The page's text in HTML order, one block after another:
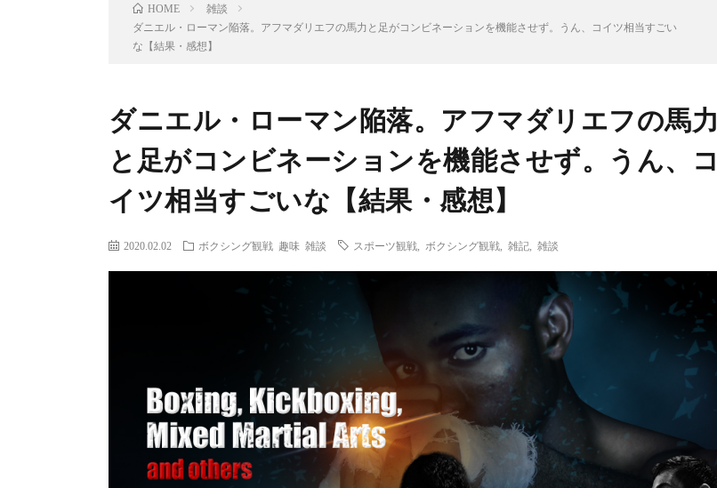
HOME
雑談
ダニエル・ローマン陥落。アフマダリエフの馬力と足がコンビネーションを機能させず。うん、コイツ相当すごい
な【結果・感想】
ダニエル・ローマン陥落。アフマダリエフの馬力
と足がコンビネーションを機能させず。うん、コ
イツ相当すごいな【結果・感想】
2020.02.02 ボクシング観戦 趣味 雑談 スポーツ観戦 ボクシング観戦 雑記 雑談